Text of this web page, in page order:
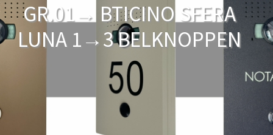
GR.01→ BTICINO SFERA
LUNA 1→3 BELKNOPPEN